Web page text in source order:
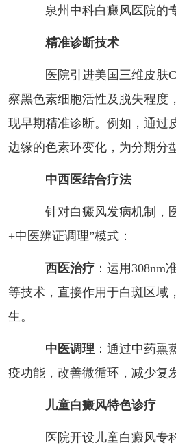
泉州中科白癜风医院的
精准诊断技术
医院引进美国三维皮肤
察黑色素细胞活性及脱失程度
现早期精准诊断。例如，通过
边缘的色素环变化，为分期分
中西医结合疗法
针对白癜风发病机制，
+中医辨证调理”模式：
西医治疗：运用308nm
等技术，直接作用于白斑区域
生。
中医调理 ：通过中药熏
疫功能，改善微循环，减少复
儿童白癜风特色诊疗
医院开设儿童白癜风专科